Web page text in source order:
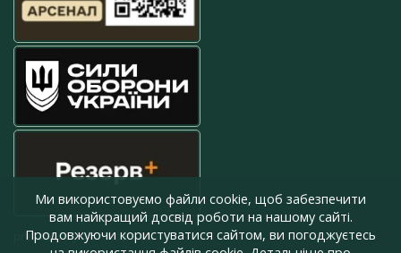
press@armyinform.com.ua
Ми використовуємо файли cookie, щоб забезпечити
вам найкращий досвід роботи на нашому сайті.
Продовжуючи користуватися сайтом, ви погоджуєтесь